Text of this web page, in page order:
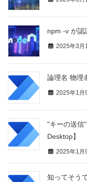
npm -v が認
2025年3月
論理名 物理
2025年1月
"キーの送信
Desktop】
2025年1月
知ってそう